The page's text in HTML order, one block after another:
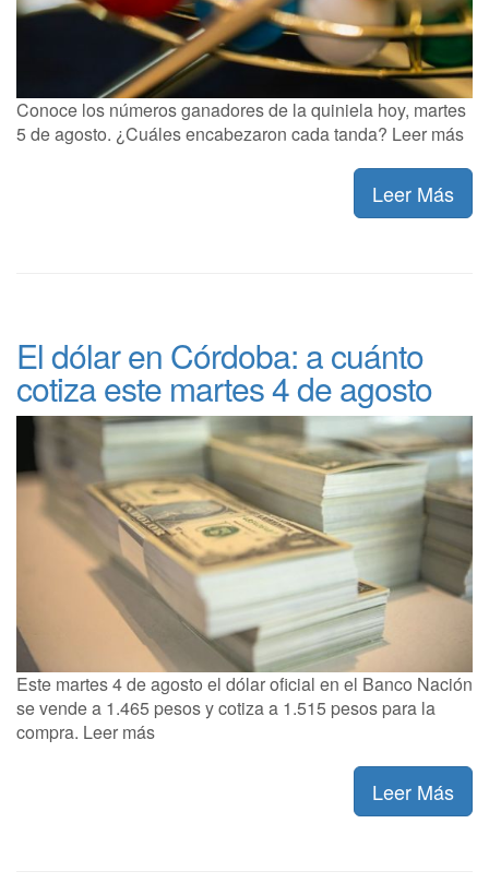
Conoce los números ganadores de la quiniela hoy, martes
5 de agosto. ¿Cuáles encabezaron cada tanda? Leer más
Leer Más
El dólar en Córdoba: a cuánto
cotiza este martes 4 de agosto
Este martes 4 de agosto el dólar oficial en el Banco Nación
se vende a 1.465 pesos y cotiza a 1.515 pesos para la
compra. Leer más
Leer Más